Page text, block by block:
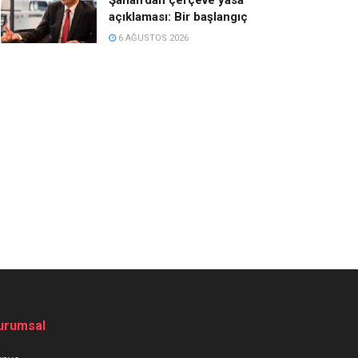
açıklaması: Bir başlangıç
6 AĞUSTOS 2026